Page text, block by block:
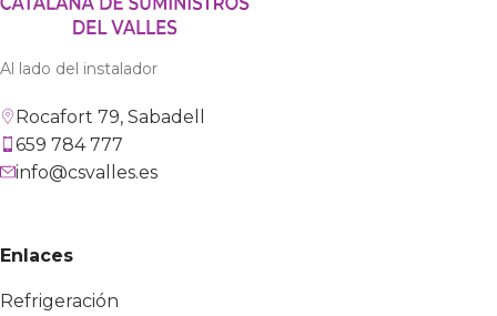
Al lado del instalador
Rocafort 79, Sabadell
659 784 777
info@csvalles.es
Enlaces
Refrigeración